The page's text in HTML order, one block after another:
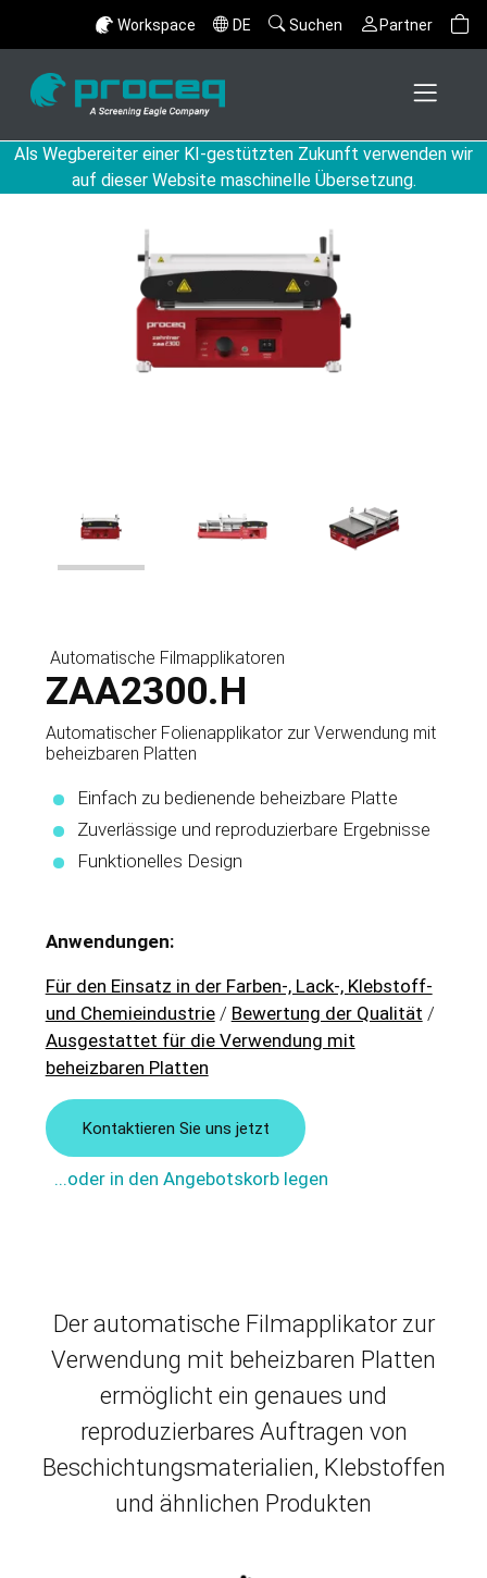
Workspace DE Suchen Partner
Als Wegbereiter einer KI-gestützten Zukunft verwenden wir
auf dieser Website maschinelle Übersetzung.
Automatische Filmapplikatoren
ZAA2300.H
Automatischer Folienapplikator zur Verwendung mit
beheizbaren Platten
Einfach zu bedienende beheizbare Platte
Zuverlässige und reproduzierbare Ergebnisse
Funktionelles Design
Anwendungen:
Für den Einsatz in der Farben-, Lack-, Klebstoff-
und Chemieindustrie/ Bewertung der Qualität /
Ausgestattet für die Verwendung mit
beheizbaren Platten
Kontaktieren Sie uns jetzt
...oder in den Angebotskorb legen
Der automatische Filmapplikator zur
Verwendung mit beheizbaren Platten
ermöglicht ein genaues und
reproduzierbares Auftragen von
Beschichtungsmaterialien, Klebstoffen
und ähnlichen Produkten